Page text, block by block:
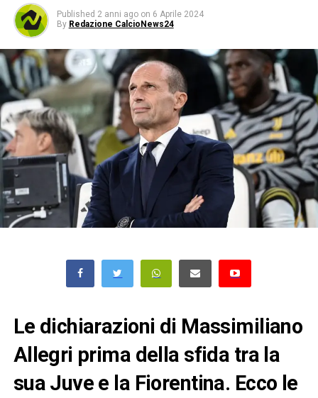
Published 2 anni ago on 6 Aprile 2024
By Redazione CalcioNews24
Le dichiarazioni di Massimiliano
Allegri prima della sfida tra la
sua Juve e la Fiorentina. Ecco le